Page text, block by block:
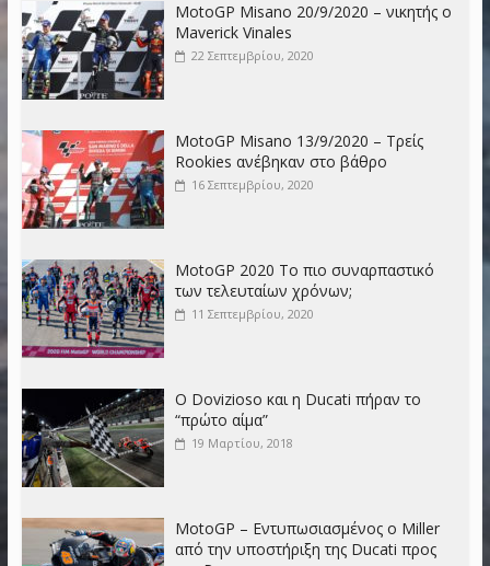
MotoGP Misano 20/9/2020 – νικητής ο
Maverick Vinales
22 Σεπτεμβρίου, 2020
MotoGP Misano 13/9/2020 – Τρείς
Rookies ανέβηκαν στο βάθρο
16 Σεπτεμβρίου, 2020
MotoGP 2020 Το πιο συναρπαστικό
των τελευταίων χρόνων;
11 Σεπτεμβρίου, 2020
Ο Dovizioso και η Ducati πήραν το
“πρώτο αίμα”
19 Μαρτίου, 2018
MotoGP – Εντυπωσιασμένος o Miller
από την υποστήριξη της Ducati προς